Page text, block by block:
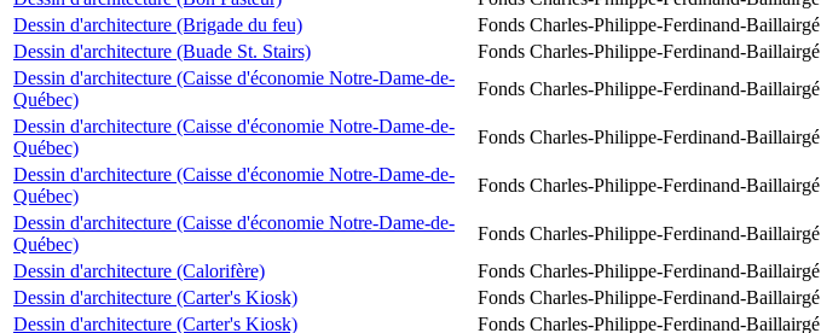
Dessin d'architecture (Brigade du feu)
Fonds Charles-Philippe-Ferdinand-Baillairgé
Dessin d'architecture (Buade St. Stairs)
Fonds Charles-Philippe-Ferdinand-Baillairgé
Dessin d'architecture (Caisse d'économie Notre-Dame-de-
Québec)
Fonds Charles-Philippe-Ferdinand-Baillairgé
Dessin d'architecture (Caisse d'économie Notre-Dame-de-
Québec)
Fonds Charles-Philippe-Ferdinand-Baillairgé
Dessin d'architecture (Caisse d'économie Notre-Dame-de-
Québec)
Fonds Charles-Philippe-Ferdinand-Baillairgé
Dessin d'architecture (Caisse d'économie Notre-Dame-de-
Québec)
Fonds Charles-Philippe-Ferdinand-Baillairgé
Dessin d'architecture (Calorifère)
Fonds Charles-Philippe-Ferdinand-Baillairgé
Dessin d'architecture (Carter's Kiosk)
Fonds Charles-Philippe-Ferdinand-Baillairgé
Dessin d'architecture (Carter's Kiosk)
Fonds Charles-Philippe-Ferdinand-Baillairgé